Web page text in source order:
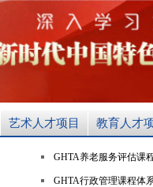
登录
确认密码
艺术人才项目 教育人才
GHTA养老服务评估课
GHTA行政管理课程体